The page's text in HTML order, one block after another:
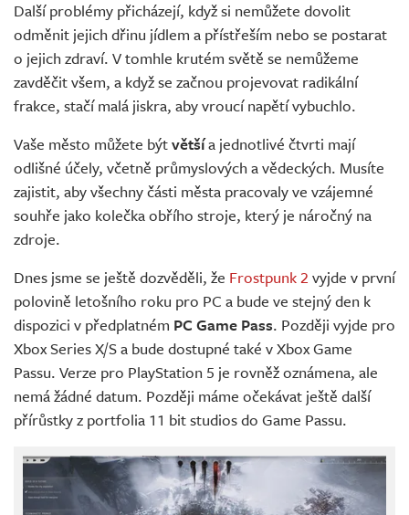
Další problémy přicházejí, když si nemůžete dovolit
odměnit jejich dřinu jídlem a přístřeším nebo se postarat
o jejich zdraví. V tomhle krutém světě se nemůžeme
zavděčit všem, a když se začnou projevovat radikální
frakce, stačí malá jiskra, aby vroucí napětí vybuchlo.
Vaše město můžete býtvětšía jednotlivé čtvrti mají
odlišné účely, včetně průmyslových a vědeckých. Musíte
zajistit, aby všechny části města pracovaly ve vzájemné
souhře jako kolečka obřího stroje, který je náročný na
zdroje.
Dnes jsme se ještě dozvěděli, že Frostpunk 2 vyjde v první
polovině letošního roku pro PC a bude ve stejný den k
dispozici v předplatném PC Game Pass. Později vyjde pro
Xbox Series X/S a bude dostupné také v Xbox Game
Passu. Verze pro PlayStation 5 je rovněž oznámena, ale
nemá žádné datum. Později máme očekávat ještě další
přírůstky z portfolia 11 bit studios do Game Passu.